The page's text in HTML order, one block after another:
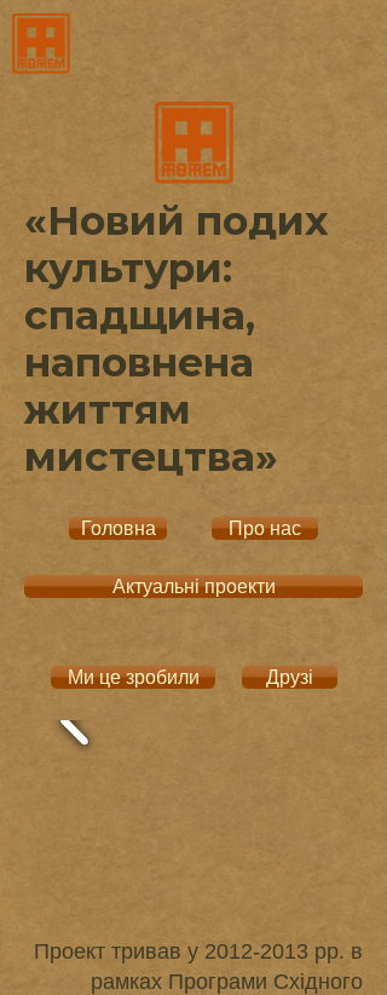
«Новий подих
культури:
спадщина,
наповнена
життям
мистецтва»
Головна Про нас
Актуальні проекти
Ми це зробили Друзі
Проект тривав у 2012-2013 рр. в
рамках Програми Східного